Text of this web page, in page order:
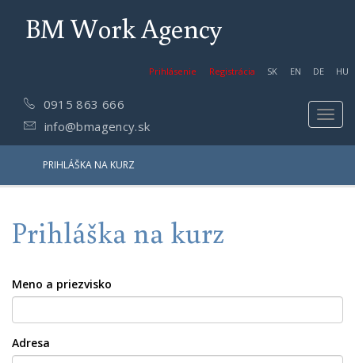
BM Work Agency
Prihlásenie Registrácia SK EN DE HU
0915 863 666
info@bmagency.sk
PRIHLÁŠKA NA KURZ
Prihláška na kurz
Meno a priezvisko
Adresa